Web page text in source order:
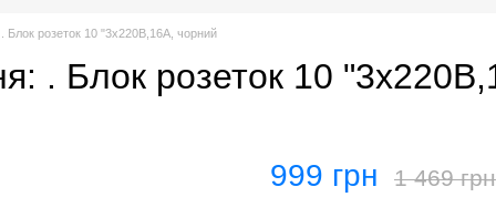
Блок розеток 10 "3х220В,16А, чорний
. Блок розеток 10
999 грн 1 469 грн